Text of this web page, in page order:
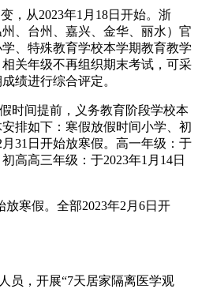
，从2023年1月18日开始。浙
、台州、嘉兴、金华、丽水）官
、特殊教育学校本学期教育教学
关年级不再组织期末考试，可采
绩进行综合评定。
时间提前，义务教育阶段学校本
排如下：寒假放假时间小学、初
31日开始放寒假。高一年级：于
高高三年级：于2023年1月14日
放寒假。全部2023年2月6日开
员，开展“7天居家隔离医学观